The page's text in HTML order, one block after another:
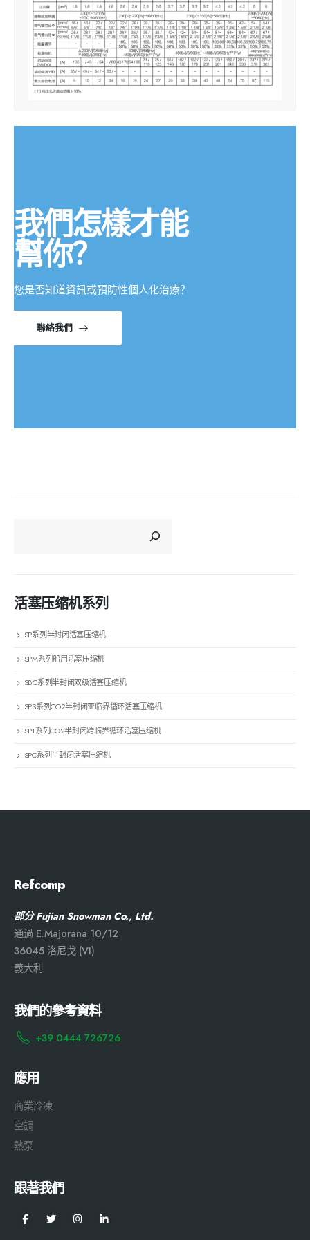
我們怎樣才能
幫你？
您是否知道資訊或預防性個人化治療？
聯絡我們
活塞压缩机系列
SP系列半封闭活塞压缩机
SPM系列船用活塞压缩机
SBC系列半封闭双级活塞压缩机
SPS系列CO2半封闭亚临界循环活塞压缩机
SPT系列CO2半封闭跨临界循环活塞压缩机
SPC系列半封闭活塞压缩机
Refcomp
部分 Fujian Snowman Co., Ltd.
通過 E.Majorana 10/12
36045 洛尼戈 (VI)
義大利
我們的參考資料
+39 0444 726726
應用
商業冷凍
空調
熱泵
跟著我們